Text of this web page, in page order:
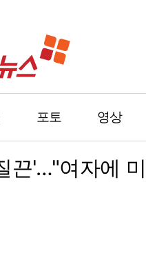
포토 영상
끈'…"여자에